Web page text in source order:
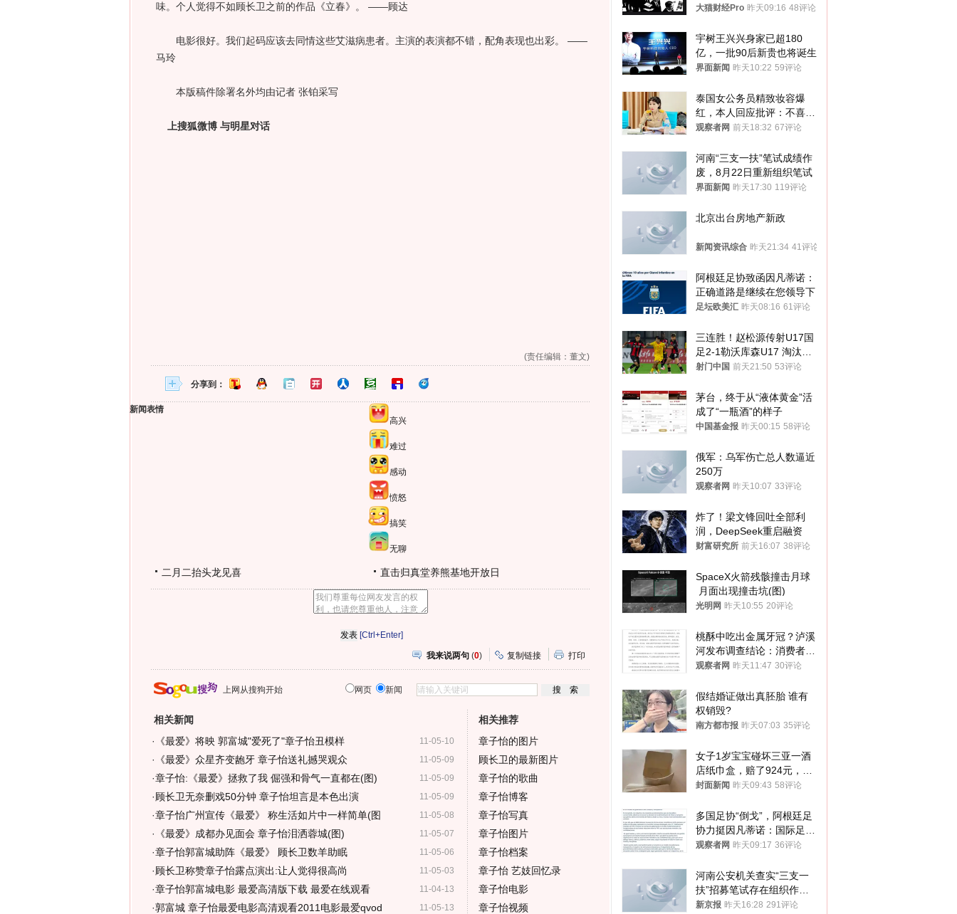
味。个人觉得不如顾长卫之前的作品《立春》。 ——顾达
电影很好。我们起码应该去同情这些艾滋病患者。主演的表演都不错，配角表现也出彩。 ——
马玲
本版稿件除署名外均由记者 张铂采写
上搜狐微博 与明星对话
(责任编辑：董文)
分享到：
新闻表情
高兴
难过
感动
愤怒
搞笑
无聊
二月二抬头龙见喜 直击归真堂养熊基地开放日
[Ctrl+Enter]
我来说两句 (0) 复制链接 打印
上网从搜狗开始 网页 新闻
相关新闻
11-05-10
· 《最爱》将映 郭富城"爱死了"章子怡丑模样
11-05-09
· 《最爱》众星齐变龅牙 章子怡送礼撼哭观众
11-05-09
·章子怡:《最爱》拯救了我 倔强和骨气一直都在(图)
11-05-09
· 顾长卫无奈删戏50分钟 章子怡坦言是本色出演
11-05-08
·章子怡广州宣传《最爱》 称生活如片中一样简单(图
11-05-07
· 《最爱》成都办见面会 章子怡泪洒蓉城(图)
11-05-06
·章子怡郭富城助阵《最爱》 顾长卫数羊助眠
11-05-03
· 顾长卫称赞章子怡露点演出:让人觉得很高尚
11-04-13
·章子怡郭富城电影 最爱高清版下载 最爱在线观看
11-05-13
·郭富城 章子怡最爱电影高清观看2011电影最爱qvod
相关推荐
章子怡的图片
顾长卫的最新图片
章子怡的歌曲
章子怡博客
章子怡写真
章子怡图片
章子怡档案
章子怡 艺妓回忆录
章子怡电影
章子怡视频
大猫财经Pro 昨天09:16 48评论
宇树王兴兴身家已超180
亿，一批90后新贵也将诞生
界面新闻 昨天10:22 59评论
泰国女公务员精致妆容爆
红，本人回应批评：不喜欢
就别看
观察者网 前天18:32 67评论
河南“三支一扶”笔试成绩作
废，8月22日重新组织笔试
界面新闻 昨天17:30 119评论
北京出台房地产新政
新闻资讯综合 昨天21:34 41评论
阿根廷足协致函因凡蒂诺：
正确道路是继续在您领导下
足坛欧美汇 昨天08:16 61评论
三连胜！赵松源传射U17国
足2-1勒沃库森U17 淘汰赛
将战河床
射门中国 前天21:50 53评论
茅台，终于从“液体黄金”活
成了“一瓶酒”的样子
中国基金报 昨天00:15 58评论
俄军：乌军伤亡总人数逼近
250万
观察者网 昨天10:07 33评论
炸了！梁文锋回吐全部利
润，DeepSeek重启融资
财富研究所 前天16:07 38评论
SpaceX火箭残骸撞击月球
月面出现撞击坑(图)
光明网 昨天10:55 20评论
桃酥中吃出金属牙冠？泸溪
河发布调查结论：消费者已
澄清，所发视频情况不属实
观察者网 昨天11:47 30评论
假结婚证做出真胚胎 谁有
权销毁?
南方都市报 昨天07:03 35评论
女子1岁宝宝碰坏三亚一酒
店纸巾盒，赔了924元，发
帖吐槽后酒店退还一半的
封面新闻 昨天09:43 58评论
多国足协“倒戈”，阿根廷足
协力挺因凡蒂诺：国际足联
今后应继续在其领导下前行
观察者网 昨天09:17 36评论
河南公安机关查实“三支一
扶”招募笔试存在组织作弊
犯罪行为
新京报 昨天16:28 291评论